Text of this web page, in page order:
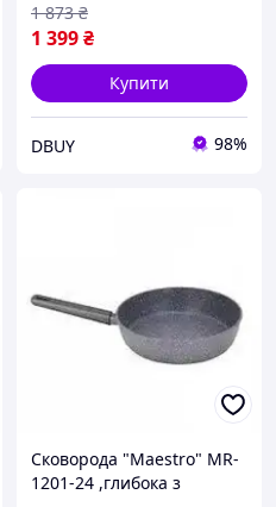
1 399₴
1 873 ₴
Купити
DBUY 98%
Сковорода "Maestro" MR-
1201-24 ,глибока з